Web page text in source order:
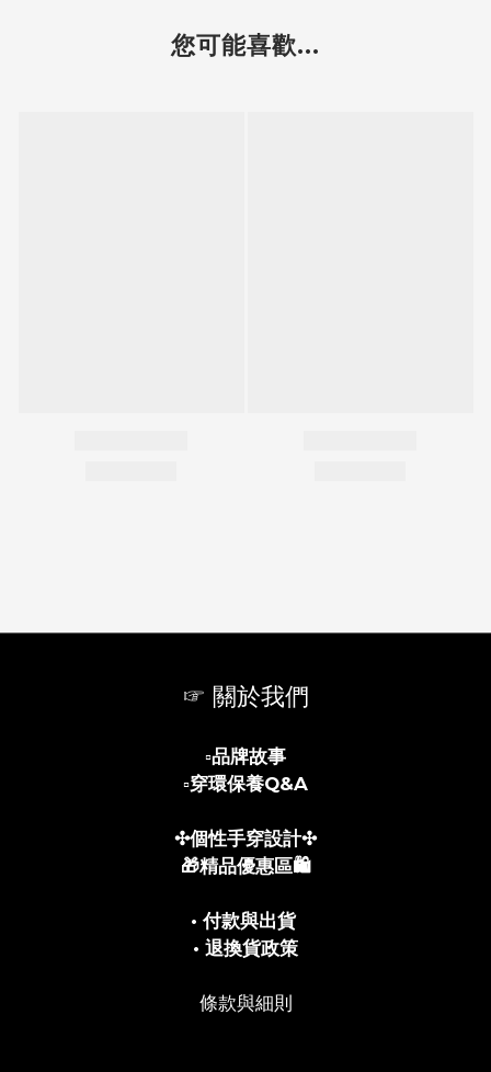
您可能喜歡...
☞ 關於我們
▫️品牌故事
▫️穿環保養Q&A
✣個性手穿設計✣
🎁精品優惠區🛍️
• 付款與出貨
• 退換貨政策
條款與細則